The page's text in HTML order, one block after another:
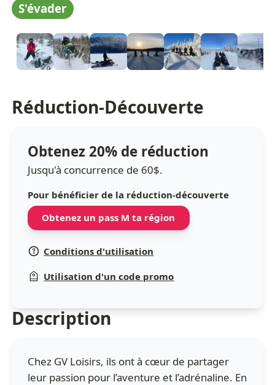
S'évader
Réduction-Découverte
Obtenez 20% de réduction
Jusqu'à concurrence de 60$.
Pour bénéficier de la réduction-découverte
Obtenez un pass M ta région
Conditions d'utilisation
Utilisation d'un code promo
Description
Chez GV Loisirs, ils ont à cœur de partager
leur passion pour l’aventure et l’adrénaline. En